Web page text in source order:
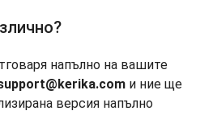
напълно на вашите
и ние ще
версия напълно